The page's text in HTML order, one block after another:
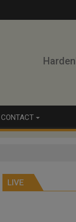
CONTACT
LIVE